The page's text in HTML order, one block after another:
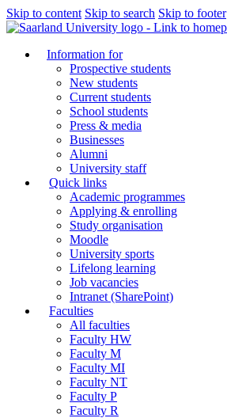
Skip to content Skip to search Skip to footer
Information for
Prospective students
New students
Current students
School students
Press & media
Businesses
Alumni
University staff
Quick links
Academic programmes
Applying & enrolling
Study organisation
Moodle
University sports
Lifelong learning
Job vacancies
Intranet (SharePoint)
Faculties
All faculties
Faculty HW
Faculty M
Faculty MI
Faculty NT
Faculty P
Faculty R